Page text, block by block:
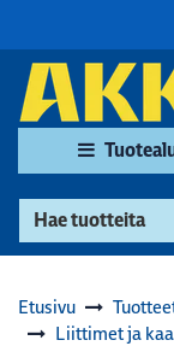
Etusivu
Liittimet ja